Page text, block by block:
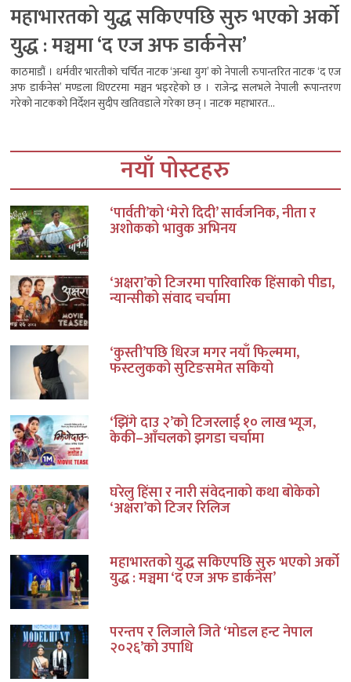
महाभारतको युद्ध सकिएपछि सुरु भएको अर्को
युद्ध : मञ्चमा ‘द एज अफ डार्कनेस’
काठमाडौं । धर्मवीर भारतीको चर्चित नाटक ‘अन्धा युग’ को नेपाली रुपान्तरित नाटक ‘द एज
अफ डार्कनेस’ मण्डला थिएटरमा मञ्चन भइरहेको छ । राजेन्द्र सलभले नेपाली रूपान्तरण
गरेको नाटकको निर्देशन सुदीप खतिवडाले गरेका छन् । नाटक महाभारत...
नयाँ पोस्टहरु
‘पार्वती’को ‘मेरो दिदी’ सार्वजनिक, नीता र
अशोकको भावुक अभिनय
‘अक्षरा’को टिजरमा पारिवारिक हिंसाको पीडा,
न्यान्सीको संवाद चर्चामा
‘कुस्ती’पछि धिरज मगर नयाँ फिल्ममा,
फस्टलुकको सुटिङसमेत सकियो
‘झिंगे दाउ २’को टिजरलाई १० लाख भ्यूज,
केकी–आँचलको झगडा चर्चामा
घरेलु हिंसा र नारी संवेदनाको कथा बोकेको
‘अक्षरा’को टिजर रिलिज
महाभारतको युद्ध सकिएपछि सुरु भएको अर्को
युद्ध : मञ्चमा ‘द एज अफ डार्कनेस’
परन्तप र लिजाले जिते ‘मोडल हन्ट नेपाल
२०२६’को उपाधि